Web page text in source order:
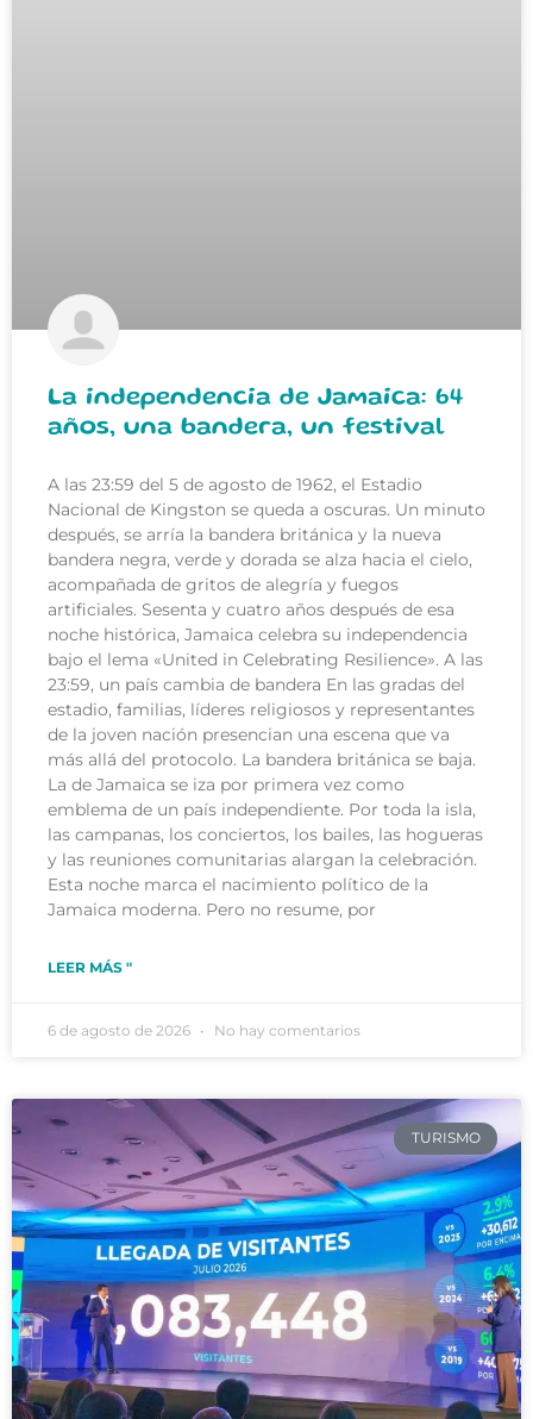
La independencia de Jamaica: 64
años, una bandera, un festival
A las 23:59 del 5 de agosto de 1962, el Estadio
Nacional de Kingston se queda a oscuras. Un minuto
después, se arría la bandera británica y la nueva
bandera negra, verde y dorada se alza hacia el cielo,
acompañada de gritos de alegría y fuegos
artificiales. Sesenta y cuatro años después de esa
noche histórica, Jamaica celebra su independencia
bajo el lema «United in Celebrating Resilience». A las
23:59, un país cambia de bandera En las gradas del
estadio, familias, líderes religiosos y representantes
de la joven nación presencian una escena que va
más allá del protocolo. La bandera británica se baja.
La de Jamaica se iza por primera vez como
emblema de un país independiente. Por toda la isla,
las campanas, los conciertos, los bailes, las hogueras
y las reuniones comunitarias alargan la celebración.
Esta noche marca el nacimiento político de la
Jamaica moderna. Pero no resume, por
LEER MÁS "
6 de agosto de 2026 No hay comentarios
TURISMO